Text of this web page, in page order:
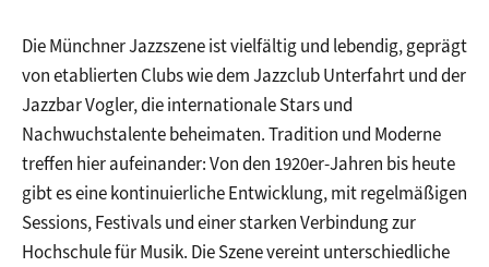
STADT
München
Die Münchner Jazzszene ist vielfältig und lebendig, geprägt
von etablierten Clubs wie dem Jazzclub Unterfahrt und der
Jazzbar Vogler, die internationale Stars und
Nachwuchstalente beheimaten. Tradition und Moderne
treffen hier aufeinander: Von den 1920er-Jahren bis heute
gibt es eine kontinuierliche Entwicklung, mit regelmäßigen
Sessions, Festivals und einer starken Verbindung zur
Hochschule für Musik. Die Szene vereint unterschiedliche